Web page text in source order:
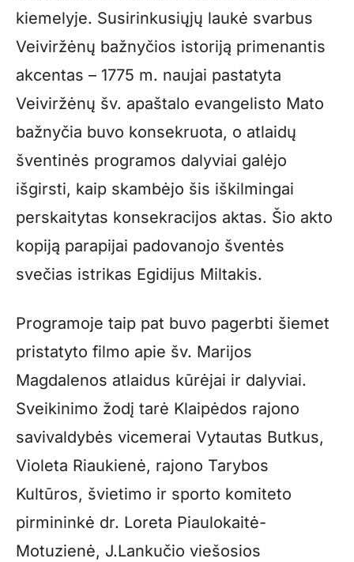
kiemelyje. Susirinkusiųjų laukė svarbus
Veiviržėnų bažnyčios istoriją primenantis
akcentas – 1775 m. naujai pastatyta
Veiviržėnų šv. apaštalo evangelisto Mato
bažnyčia buvo konsekruota, o atlaidų
šventinės programos dalyviai galėjo
išgirsti, kaip skambėjo šis iškilmingai
perskaitytas konsekracijos aktas. Šio akto
kopiją parapijai padovanojo šventės
svečias istrikas Egidijus Miltakis.
Programoje taip pat buvo pagerbti šiemet
pristatyto filmo apie šv. Marijos
Magdalenos atlaidus kūrėjai ir dalyviai.
Sveikinimo žodį tarė Klaipėdos rajono
savivaldybės vicemerai Vytautas Butkus,
Violeta Riaukienė, rajono Tarybos
Kultūros, švietimo ir sporto komiteto
pirmininkė dr. Loreta Piaulokaitė-
Motuzienė, J.Lankučio viešosios